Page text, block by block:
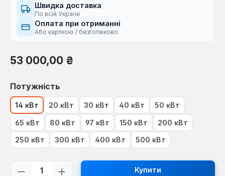
Швидка доставка
По всій Україні
Оплата при отриманні
Або карткою / безготівково
Звичайна ціна:
53 000,00 ₴
Виберіть
Потужність
14 кВт 20 кВт 30 кВт 40 кВт 50 кВт
65 кВт 80 кВт 97 кВт 150 кВт 200 кВт
250 кВт 300 кВт 400 кВт 500 кВт
Кількість товару: Введіть потрібну
Купити